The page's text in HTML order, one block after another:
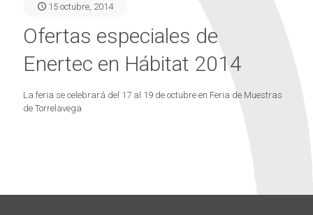
15 octubre, 2014
Ofertas especiales de
Enertec en Hábitat 2014
La feria se celebrará del 17 al 19 de octubre en Feria de Muestras
de Torrelavega